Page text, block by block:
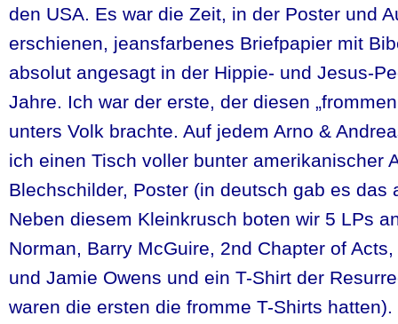
den USA. Es war die Zeit, in der Poster und
erschienen, jeansfarbenes Briefpapier mit
absolut angesagt in der Hippie- und Jesus-
Jahre. Ich war der erste, der diesen
unters Volk brachte. Auf jedem Arno &
ich einen Tisch voller bunter amerikanischer
Blechschilder, Poster (in deutsch gab es das
Neben diesem Kleinkrusch boten wir 5 LPs
Norman, Barry McGuire, 2nd Chapter of
und Jamie Owens und ein T-Shirt der
waren die ersten die fromme T-Shirts